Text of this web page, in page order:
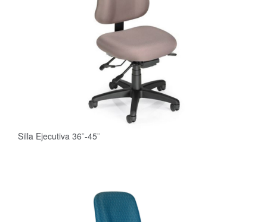
Silla Ejecutiva 36¨-45¨